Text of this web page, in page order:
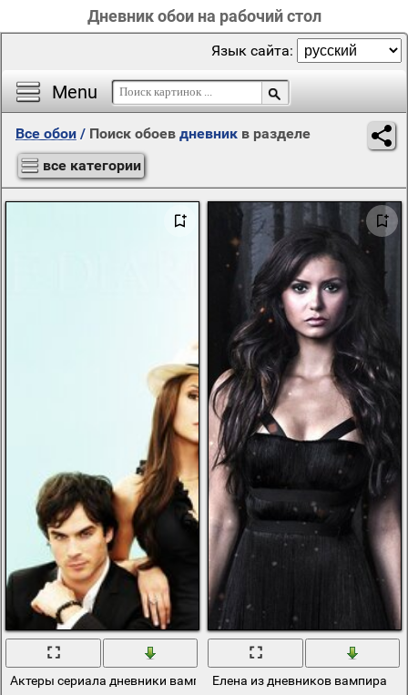
Дневник обои на рабочий стол
Menu
Язык сайта:
Все обои / Поиск обоев дневник в разделе
все категории
Актеры сериала дневники вампировЕлена из дневников вампира